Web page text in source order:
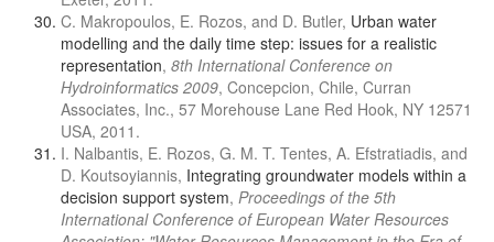
C. Makropoulos, E. Rozos, and D. Butler, Urban water
modelling and the daily time step: issues for a realistic
representation, 8th International Conference on
Hydroinformatics 2009, Concepcion, Chile, Curran
Associates, Inc., 57 Morehouse Lane Red Hook, NY 12571
USA, 2011.
I. Nalbantis, E. Rozos, G. M. T. Tentes, A. Efstratiadis, and
D. Koutsoyiannis, Integrating groundwater models within a
decision support system, Proceedings of the 5th
International Conference of European Water Resources